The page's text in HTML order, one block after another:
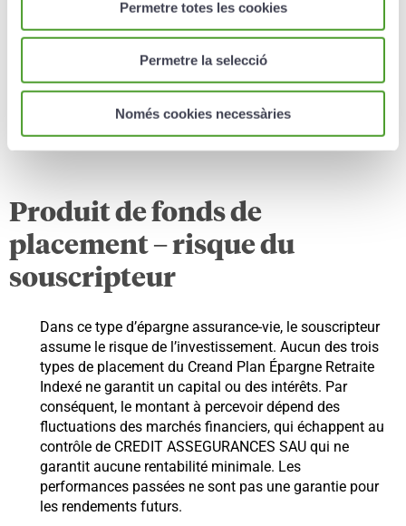
Permetre totes les cookies
Permetre la selecció
Només cookies necessàries
rachat.
capital remboursé ne fera l’objet d’aucune
pénalité.
Produit de fonds de
placement – risque du
souscripteur
Dans ce type d’épargne assurance-vie, le souscripteur
assume le risque de l’investissement. Aucun des trois
types de placement du Creand Plan Épargne Retraite
Indexé ne garantit un capital ou des intérêts. Par
conséquent, le montant à percevoir dépend des
fluctuations des marchés financiers, qui échappent au
contrôle de CREDIT ASSEGURANCES SAU qui ne
garantit aucune rentabilité minimale. Les
performances passées ne sont pas une garantie pour
les rendements futurs.